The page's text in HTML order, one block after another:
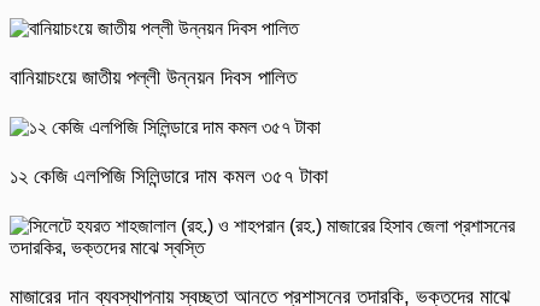
বানিয়াচংয়ে জাতীয় পল্লী উন্নয়ন দিবস পালিত
১২ কেজি এলপিজি সিলিন্ডারে দাম কমল ৩৫৭ টাকা
মাজারের দান ব্যবস্থাপনায় স্বচ্ছতা আনতে প্রশাসনের তদারকি, ভক্তদের মাঝে